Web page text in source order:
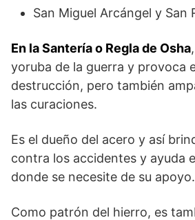
San Miguel Arcángel y San
En la Santería o Regla de Osha
yoruba de la guerra y provoca
destrucción, pero también
las curaciones.
Es el dueño del acero y así
contra los accidentes y ayuda
donde se necesite de su apoyo.
Como patrón del hierro, es